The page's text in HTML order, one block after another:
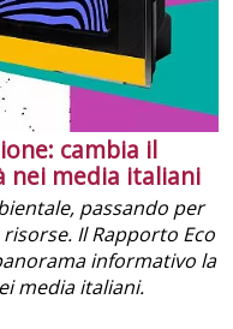
cambia il
nei media italiani
passando per
Il Rapporto Eco
informativo la
media italiani.